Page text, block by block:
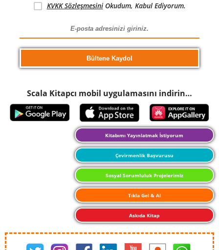
KVKK SözleşmesiniOkudum, Kabul Ediyorum.
Scala Kitapcı mobil uygulamasını indirin…
Kitabımı Yayınlatmak İstiyorum
Çevirmenlik Başvurusu
Sosyal Sorumluluk Projelerimiz
Tıkla Gel & Al
Askıda Kitap